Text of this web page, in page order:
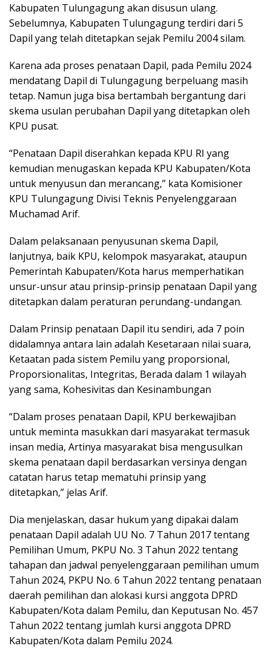
Kabupaten Tulungagung akan disusun ulang.
Sebelumnya, Kabupaten Tulungagung terdiri dari 5
Dapil yang telah ditetapkan sejak Pemilu 2004 silam.
Karena ada proses penataan Dapil, pada Pemilu 2024
mendatang Dapil di Tulungagung berpeluang masih
tetap. Namun juga bisa bertambah bergantung dari
skema usulan perubahan Dapil yang ditetapkan oleh
KPU pusat.
“Penataan Dapil diserahkan kepada KPU RI yang
kemudian menugaskan kepada KPU Kabupaten/Kota
untuk menyusun dan merancang,” kata Komisioner
KPU Tulungagung Divisi Teknis Penyelenggaraan
Muchamad Arif.
Dalam pelaksanaan penyusunan skema Dapil,
lanjutnya, baik KPU, kelompok masyarakat, ataupun
Pemerintah Kabupaten/Kota harus memperhatikan
unsur-unsur atau prinsip-prinsip penataan Dapil yang
ditetapkan dalam peraturan perundang-undangan.
Dalam Prinsip penataan Dapil itu sendiri, ada 7 poin
didalamnya antara lain adalah Kesetaraan nilai suara,
Ketaatan pada sistem Pemilu yang proporsional,
Proporsionalitas, Integritas, Berada dalam 1 wilayah
yang sama, Kohesivitas dan Kesinambungan
“Dalam proses penataan Dapil, KPU berkewajiban
untuk meminta masukkan dari masyarakat termasuk
insan media, Artinya masyarakat bisa mengusulkan
skema penataan dapil berdasarkan versinya dengan
catatan harus tetap mematuhi prinsip yang
ditetapkan,” jelas Arif.
Dia menjelaskan, dasar hukum yang dipakai dalam
penataan Dapil adalah UU No. 7 Tahun 2017 tentang
Pemilihan Umum, PKPU No. 3 Tahun 2022 tentang
tahapan dan jadwal penyelenggaraan pemilihan umum
Tahun 2024, PKPU No. 6 Tahun 2022 tentang penataan
daerah pemilihan dan alokasi kursi anggota DPRD
Kabupaten/Kota dalam Pemilu, dan Keputusan No. 457
Tahun 2022 tentang jumlah kursi anggota DPRD
Kabupaten/Kota dalam Pemilu 2024.